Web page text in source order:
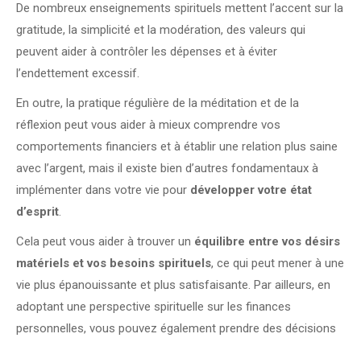
De nombreux enseignements spirituels mettent l’accent sur la
gratitude, la simplicité et la modération, des valeurs qui
peuvent aider à contrôler les dépenses et à éviter
l’endettement excessif.
En outre, la pratique régulière de la méditation et de la
réflexion peut vous aider à mieux comprendre vos
comportements financiers et à établir une relation plus saine
avec l’argent, mais il existe bien d’autres fondamentaux à
implémenter dans votre vie pour développer votre état
d’esprit.
Cela peut vous aider à trouver un équilibre entre vos désirs
matériels et vos besoins spirituels, ce qui peut mener à une
vie plus épanouissante et plus satisfaisante. Par ailleurs, en
adoptant une perspective spirituelle sur les finances
personnelles, vous pouvez également prendre des décisions